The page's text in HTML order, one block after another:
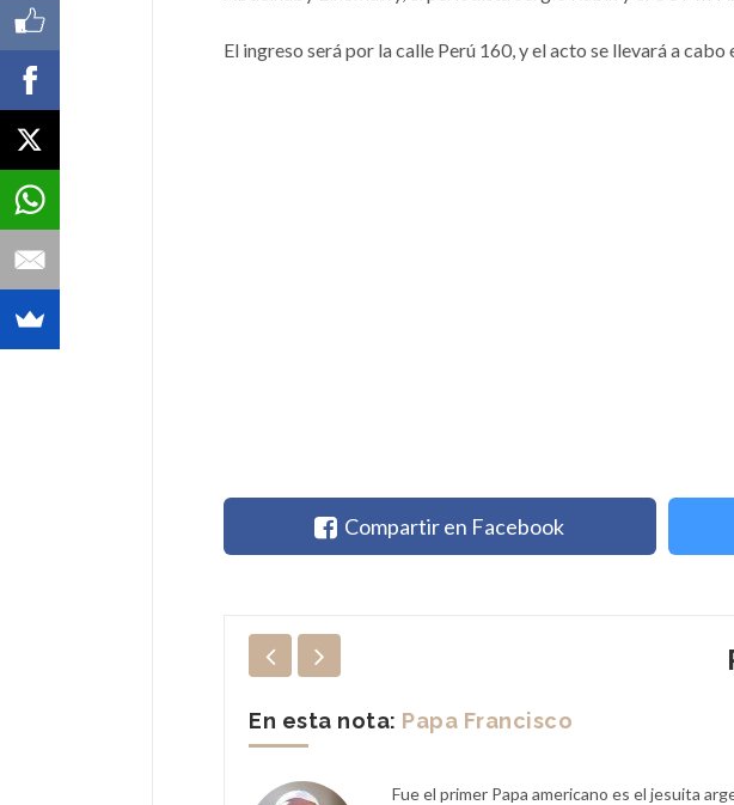
El ingreso será por la calle Perú 160, y el acto se llevará a cabo
Compartir en Facebook
En esta nota: Papa Francisco
Fue el primer Papa americano es el jesuita